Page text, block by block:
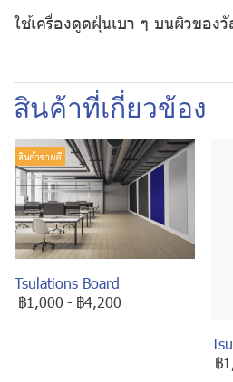
ใช้เครื่องดูดฝุ่นเบา ๆ บนผิวของ
สินค้าที่เกี่ยวข้อง
สินค้าขายดี
Tsulations Board
฿1,000 - ฿4,200
฿